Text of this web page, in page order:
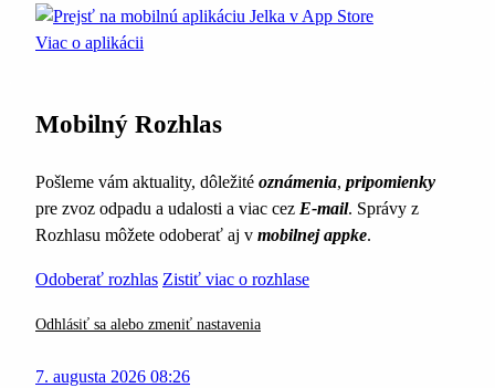
Viac o aplikácii
Mobilný Rozhlas
Pošleme vám aktuality, dôležité oznámenia, pripomienky
pre zvoz odpadu a udalosti a viac cez E-mail. Správy z
Rozhlasu môžete odoberať aj v mobilnej appke.
Odoberať rozhlas Zistiť viac o rozhlase
Odhlásiť sa alebo zmeniť nastavenia
7. augusta 2026 08:26